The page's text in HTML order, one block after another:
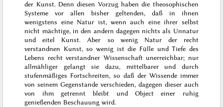
der Kunst. Denn diesen Vorzug haben die theosophischen
Systeme vor allen bisher geltenden, daß in ihnen
wenigstens eine Natur ist, wenn auch eine ihrer selbst
nicht mächtige, in den andern dagegen nichts als Unnatur
und eitel Kunst. Aber so wenig Natur der recht
verstandnen Kunst, so wenig ist die Fülle und Tiefe des
Lebens recht verstandner Wissenschaft unerreichbar; nur
allmähliger gelangt sie dazu, mittelbarer und durch
stufenmäßiges Fortschreiten, so daß der Wissende immer
vonseinem Gegenstande verschieden, dagegen dieser auch
von ihm getrennt bleibt und Object einer ruhig
genießenden Beschauung wird.